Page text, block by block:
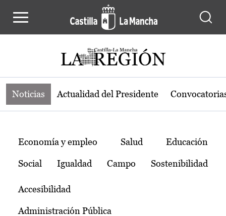
Noticias de la región de Castilla-La
Noticias Actualidad del Presidente
Temas
Economía y empleo Salud Educación
Social Igualdad Campo Sostenibilidad
Accesibilidad
Administración Pública